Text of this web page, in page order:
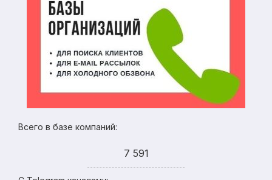
Всего в базе компаний:
7 591